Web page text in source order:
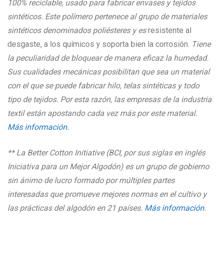
100% reciclable, usado para fabricar envases y tejidos
sintéticos. Este polímero pertenece al grupo de materiales
sintéticos denominados poliésteres y esresistente al
desgaste, a los químicos y soporta bien la corrosión. Tiene
la peculiaridad de bloquear de manera eficaz la humedad.
Sus cualidades mecánicas posibilitan que sea un material
con el que se puede fabricar hilo, telas sintéticas y todo
tipo de tejidos. Por esta razón, las empresas de la industria
textil estánapostando cada vez más por este material.
Más información.
** La Better Cotton Initiative (BCI, por sus siglas en inglés
Iniciativa para un Mejor Algodón) es un grupo de gobierno
sin ánimo de lucro formado por múltiples partes
interesadas que promueve mejores normas en el cultivo y
las prácticas del algodón en 21 países. Más información.